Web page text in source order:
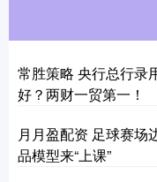
常胜策略 央行总行录
好？两财一贸第一！
月月盈配资 足球赛场
品模型来“上课”